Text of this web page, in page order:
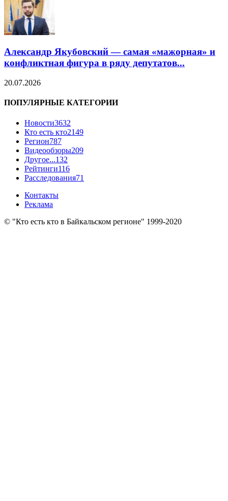
Александр Якубовский — самая «мажорная» и
конфликтная фигура в ряду депутатов...
20.07.2026
ПОПУЛЯРНЫЕ КАТЕГОРИИ
Новости3632
Кто есть кто2149
Регион787
Видеообзоры209
Другое...132
Рейтинги116
Расследования71
Контакты
Реклама
© "Кто есть кто в Байкальском регионе" 1999-2020